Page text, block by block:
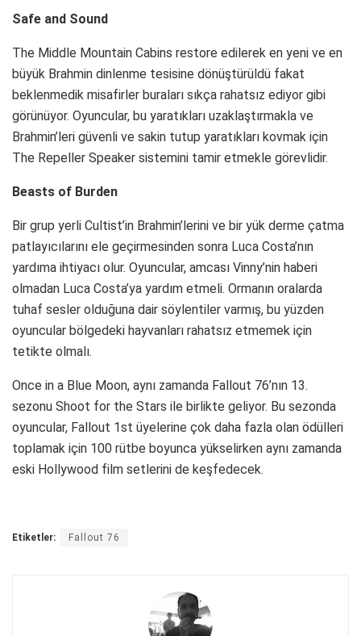
Safe and Sound
The Middle Mountain Cabins restore edilerek en yeni ve en
büyük Brahmin dinlenme tesisine dönüştürüldü fakat
beklenmedik misafirler buraları sıkça rahatsız ediyor gibi
görünüyor. Oyuncular, bu yaratıkları uzaklaştırmakla ve
Brahmin’leri güvenli ve sakin tutup yaratıkları kovmak için
The Repeller Speaker sistemini tamir etmekle görevlidir.
Beasts of Burden
Bir grup yerli Cultist’in Brahmin’lerini ve bir yük derme çatma
patlayıcılarını ele geçirmesinden sonra Luca Costa’nın
yardıma ihtiyacı olur. Oyuncular, amcası Vinny’nin haberi
olmadan Luca Costa’ya yardım etmeli. Ormanın oralarda
tuhaf sesler olduğuna dair söylentiler varmış, bu yüzden
oyuncular bölgedeki hayvanları rahatsız etmemek için
tetikte olmalı.
Once in a Blue Moon, aynı zamanda Fallout 76’nın 13.
sezonu Shoot for the Stars ile birlikte geliyor. Bu sezonda
oyuncular, Fallout 1st üyelerine çok daha fazla olan ödülleri
toplamak için 100 rütbe boyunca yükselirken aynı zamanda
eski Hollywood film setlerini de keşfedecek.
Etiketler: Fallout 76